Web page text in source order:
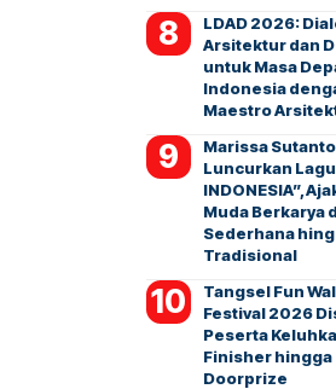
LDAD 2026:
Arsitektur dan
untuk Masa
Indonesia
Maestro
Marissa Sutanto
Luncurkan Lagu
INDONESIA”,
Muda Berkarya
Sederhana
Tradisional
Tangsel Fun
Festival 2026
Peserta
Finisher hingga
Doorprize